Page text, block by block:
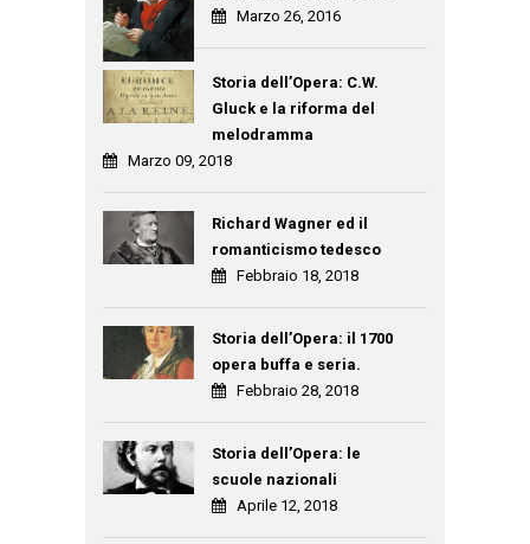
Marzo 26, 2016
Storia dell’Opera: C.W.
Gluck e la riforma del
melodramma
Marzo 09, 2018
Richard Wagner ed il
romanticismo tedesco
Febbraio 18, 2018
Storia dell’Opera: il 1700
opera buffa e seria.
Febbraio 28, 2018
Storia dell’Opera: le
scuole nazionali
Aprile 12, 2018